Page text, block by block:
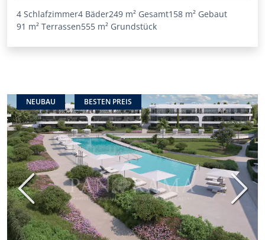
4 Schlafzimmer4 Bäder249 m² Gesamt158 m² Gebaut
91 m² Terrassen555 m² Grundstück
NEUBAU BESTEN PREIS
Vorherige